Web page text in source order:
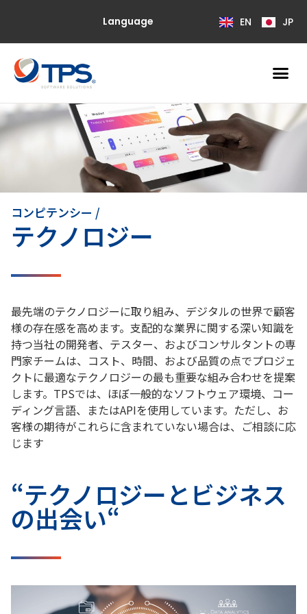
Language EN JP
コンピテンシー /
テクノロジー
最先端のテクノロジーに取り組み、デジタルの世界で顧客
様の存在感を高めます。支配的な業界に関する深い知識を
持つ当社の開発者、テスター、およびコンサルタントの専
門家チームは、コスト、時間、および品質の点でプロジェ
クトに最適なテクノロジーの最も重要な組み合わせを提案
します。TPSでは、ほぼ一般的なソフトウェア環境、コー
ディング言語、またはAPIを使用しています。ただし、お
客様の期待がこれらに含まれていない場合は、ご相談に応
じます
“テクノロジーとビジネス
の出会い“